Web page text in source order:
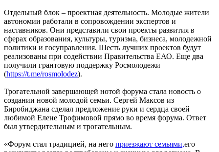
Отдельный блок – проектная деятельность. Молодые жители
автономии работали в сопровождении экспертов и
наставников. Они представили свои проекты развития в
сферах образования, культуры, туризма, бизнеса, молодежной
политики и госуправления. Шесть лучших проектов будут
реализованы при содействии Правительства ЕАО. Еще два
получили грантовую поддержку Росмолодежи
(https://t.me/rosmolodez).
Трогательной завершающей нотой форума стала новость о
создании новой молодой семьи. Сергей Максов из
Биробиджана сделал предложение руки и сердца своей
любимой Елене Трофимовой прямо во время форума. Ответ
был утвердительным и трогательным.
«Форум стал традицией, на него приезжают семьями,его